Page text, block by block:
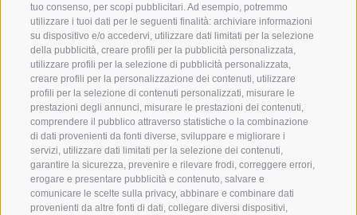
tuo consenso, per scopi pubblicitari. Ad esempio, potremmo
utilizzare i tuoi dati per le seguenti finalità: archiviare informazioni
su dispositivo e/o accedervi, utilizzare dati limitati per la selezione
della pubblicità, creare profili per la pubblicità personalizzata,
utilizzare profili per la selezione di pubblicità personalizzata,
creare profili per la personalizzazione dei contenuti, utilizzare
profili per la selezione di contenuti personalizzati, misurare le
prestazioni degli annunci, misurare le prestazioni dei contenuti,
comprendere il pubblico attraverso statistiche o la combinazione
di dati provenienti da fonti diverse, sviluppare e migliorare i
servizi, utilizzare dati limitati per la selezione dei contenuti,
garantire la sicurezza, prevenire e rilevare frodi, correggere errori,
erogare e presentare pubblicità e contenuto, salvare e
comunicare le scelte sulla privacy, abbinare e combinare dati
provenienti da altre fonti di dati, collegare diversi dispositivi,
BENVENUTI NELLA REGIONE
TURISTICA DI RACINES
VAL GIOVO
VAL RACINES
VAL RIDANNA
IMPIANTI DI RISALITA
SPORT E
MOMENTI
SCIARE
ESCURSIONI
ALTA
BIKE